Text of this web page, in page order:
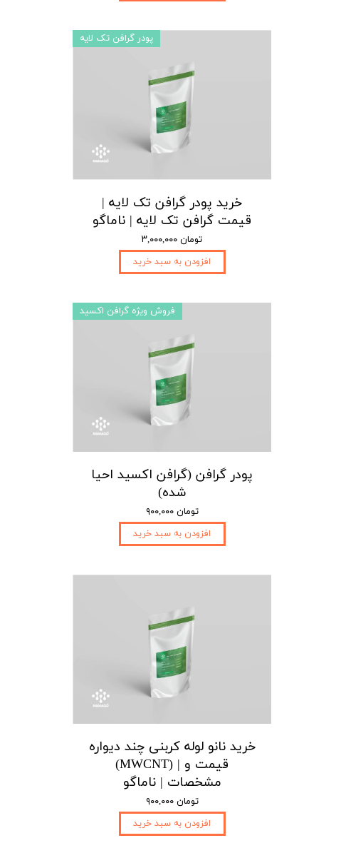
خرید پودر گرافن تک لایه |
قیمت گرافن تک لایه | ناماگو
۳,۰۰۰,۰۰۰ تومان
افزودن به سبد خرید
پودر گرافن تک لایه
پودر گرافن (گرافن اکسید احیا
شده)
۹۰۰,۰۰۰ تومان
افزودن به سبد خرید
فروش ویژه گرافن اکسید
خرید نانو لوله کربنی چند دیواره
(MWCNT) | قیمت و
مشخصات | ناماگو
۹۰۰,۰۰۰ تومان
افزودن به سبد خرید